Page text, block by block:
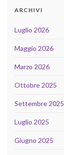
ARCHIVI
Luglio 2026
Maggio 2026
Marzo 2026
Ottobre 2025
Settembre 2025
Luglio 2025
Giugno 2025